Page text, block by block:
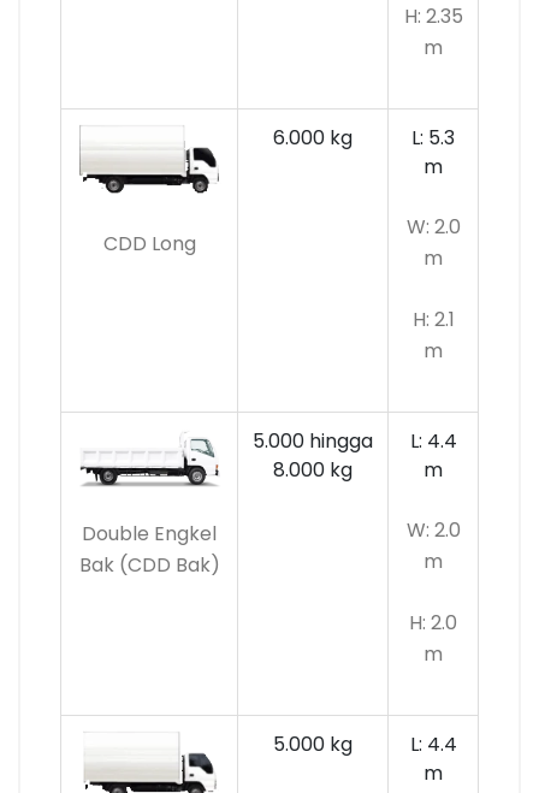
H: 2.35
m
CDD Long
6.000 kg
L: 5.3
m
W: 2.0
m
H: 2.1
m
Double Engkel
Bak (CDD Bak)
5.000 hingga
8.000 kg
L: 4.4
m
W: 2.0
m
H: 2.0
m
5.000 kg
L: 4.4
m